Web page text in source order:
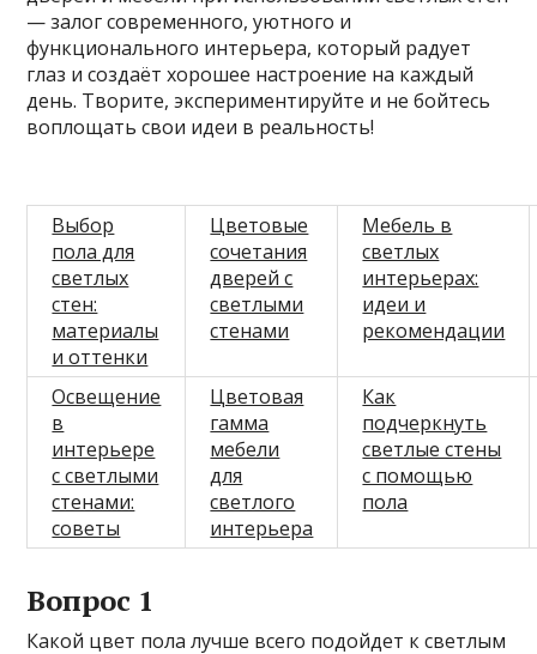
— залог современного, уютного и
функционального интерьера, который радует
глаз и создаёт хорошее настроение на каждый
день. Творите, экспериментируйте и не бойтесь
воплощать свои идеи в реальность!
Выбор
пола для
светлых
стен:
материалы
и оттенки
Цветовые
сочетания
дверей с
светлыми
стенами
Мебель в
светлых
интерьерах:
идеи и
рекомендации
Освещение
в
интерьере
с светлыми
стенами:
советы
Цветовая
гамма
мебели
для
светлого
интерьера
Как
подчеркнуть
светлые стены
с помощью
пола
Вопрос 1
Какой цвет пола лучше всего подойдет к светлым